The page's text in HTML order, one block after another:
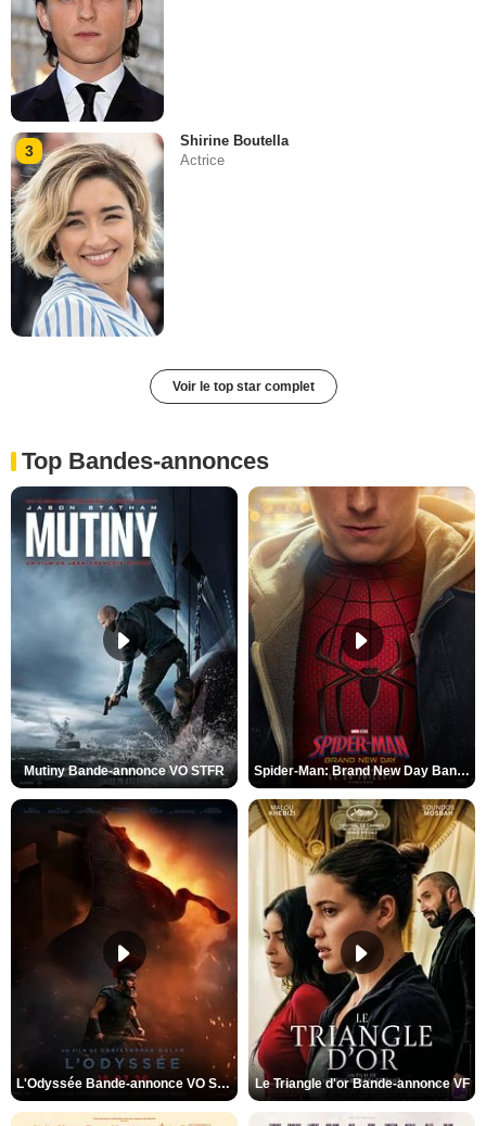
3
Shirine Boutella
Actrice
Voir le top star complet
Top Bandes-annonces
Mutiny Bande-annonce VO STFR Spider-Man: Brand New Day Bande-annonce VO STFR
L'Odyssée Bande-annonce VO STFR Le Triangle d'or Bande-annonce VF